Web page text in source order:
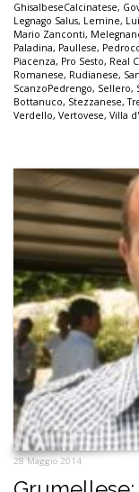
GhisalbeseCalcinatese,
Legnago Salus, Lemine,
Mario Zanconti,
Paladina, Paullese,
Piacenza, Pro Sesto, Real
Romanese, Rudianese,
ScanzoPedrengo, Sellero,
Bottanuco, Stezzanese,
Verdello, Vertovese, Villa
28 Maggio 2014